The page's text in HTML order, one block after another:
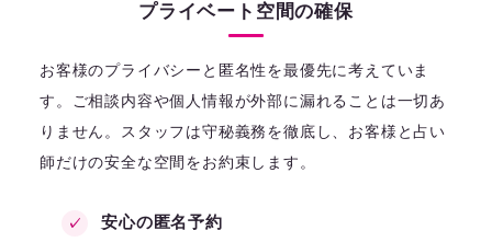
プライベート空間の確保
お客様のプライバシーと匿名性を最優先に考えていま
す。ご相談内容や個人情報が外部に漏れることは一切あ
りません。スタッフは守秘義務を徹底し、お客様と占い
師だけの安全な空間をお約束します。
安心の匿名予約